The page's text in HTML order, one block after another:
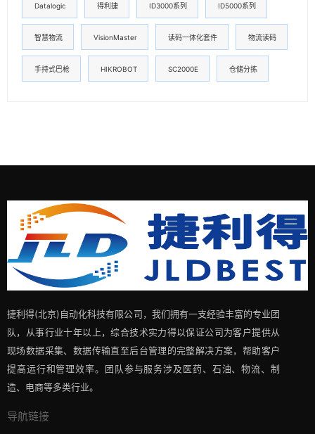
Datalogic 得利捷 ID3000系列 ID5000系列
智慧物流 VisionMaster 读码一体化套件 物流读码
手持式巴枪 HIKROBOT SC2000E 仓储分拣
捷利得(北京)自动化科技有限公司，我们拥有一支经验丰富的专业团
队，从事行业十年以上，综合技术实力得以保证公司为客户提供从
现场数据采集、数据传输直至后台管理的完整解决方案，帮助客户
提高运行和管理效率。团队参与服务涉及医药、石油、物流、制
造、电商等多类行业。
导航链接